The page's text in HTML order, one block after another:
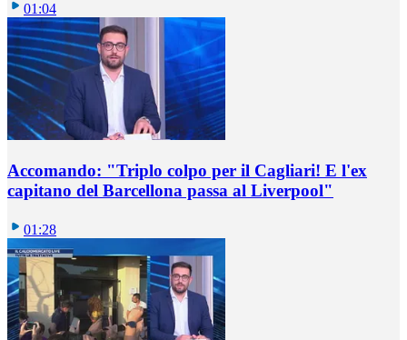
01:04
Accomando: "Triplo colpo per il Cagliari! E l'ex
capitano del Barcellona passa al Liverpool"
01:28